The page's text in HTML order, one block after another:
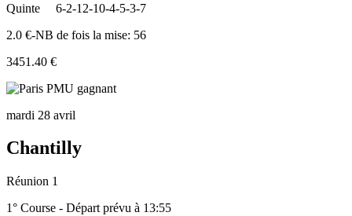
Quinte
6-2-12-10-4-5-3-7
2.0 €-NB de fois la mise: 56
3451.40 €
mardi 28 avril
Chantilly
Réunion 1
1° Course - Départ prévu à 13:55